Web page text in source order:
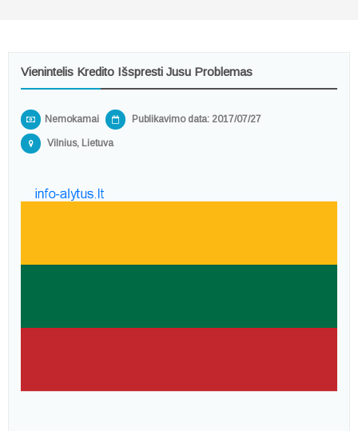
Vienintelis Kredito Išspresti Jusu Problemas
Nemokamai Publikavimo data: 2017/07/27
Vilnius, Lietuva